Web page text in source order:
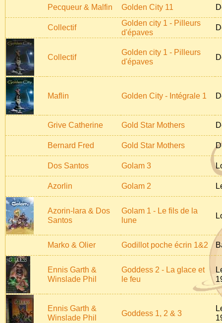
Pecqueur & Malfin Golden City 11
Collectif
Golden city 1 - Pilleurs
d'épaves
Collectif
Golden city 1 - Pilleurs
d'épaves
Maflin Golden City - Intégrale 1
Grive Catherine Gold Star Mothers
Bernard Fred Gold Star Mothers
Dos Santos Golam 3
Azorlin Golam 2
Azorin-lara & Dos
Santos
Golam 1 - Le fils de la
lune
Marko & Olier Godillot poche écrin 1&2
Ennis Garth &
Winslade Phil
Goddess 2 - La glace et
le feu
Ennis Garth &
Winslade Phil
Goddess 1, 2 & 3